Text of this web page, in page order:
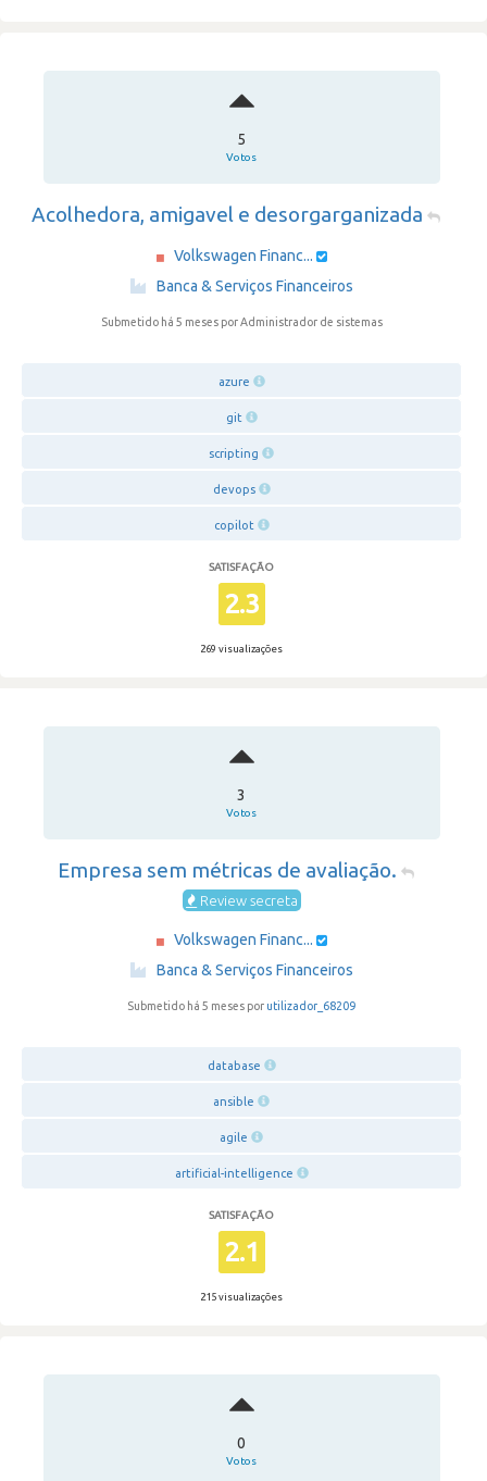
5
Votos
Acolhedora, amigavel e desorgarganizada
Volkswagen Financ...
Banca & Serviços Financeiros
Submetido há 5 meses por Administrador de sistemas
azure
git
scripting
devops
copilot
SATISFAÇÃO
2.3
269 visualizações
3
Votos
Empresa sem métricas de avaliação.
Review secreta
Volkswagen Financ...
Banca & Serviços Financeiros
Submetido há 5 meses por utilizador_68209
database
ansible
agile
artificial-intelligence
SATISFAÇÃO
2.1
215 visualizações
0
Votos